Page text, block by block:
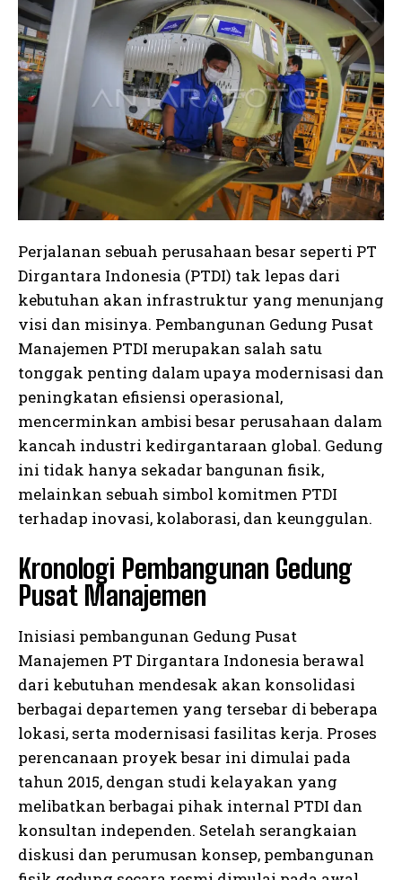
Perjalanan sebuah perusahaan besar seperti PT
Dirgantara Indonesia (PTDI) tak lepas dari
kebutuhan akan infrastruktur yang menunjang
visi dan misinya. Pembangunan Gedung Pusat
Manajemen PTDI merupakan salah satu
tonggak penting dalam upaya modernisasi dan
peningkatan efisiensi operasional,
mencerminkan ambisi besar perusahaan dalam
kancah industri kedirgantaraan global. Gedung
ini tidak hanya sekadar bangunan fisik,
melainkan sebuah simbol komitmen PTDI
terhadap inovasi, kolaborasi, dan keunggulan.
Kronologi Pembangunan Gedung
Pusat Manajemen
Inisiasi pembangunan Gedung Pusat
Manajemen PT Dirgantara Indonesia berawal
dari kebutuhan mendesak akan konsolidasi
berbagai departemen yang tersebar di beberapa
lokasi, serta modernisasi fasilitas kerja. Proses
perencanaan proyek besar ini dimulai pada
tahun 2015, dengan studi kelayakan yang
melibatkan berbagai pihak internal PTDI dan
konsultan independen. Setelah serangkaian
diskusi dan perumusan konsep, pembangunan